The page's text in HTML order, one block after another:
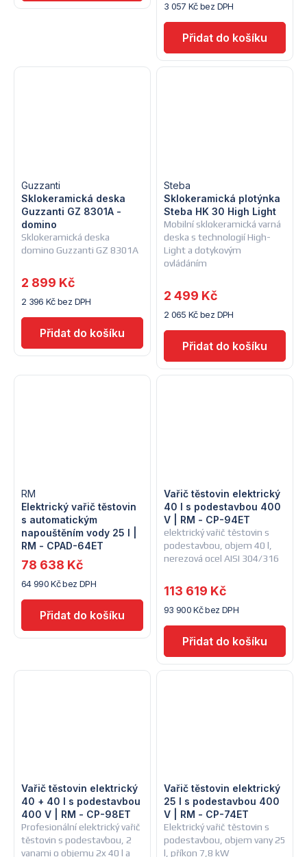
3 057 Kč bez DPH
Sklokeramická deska
domino Guzzanti GZ 8301A
Sklokeramická deska
Guzzanti GZ 8301A -
domino
Guzzanti
2 396 Kč bez DPH
2 899 Kč
Mobilní sklokeramická varná
deska s technologií High-
Light a dotykovým
ovládáním
Sklokeramická plotýnka
Steba HK 30 High Light
Steba
2 065 Kč bez DPH
2 499 Kč
Elektrický vařič těstovin
s automatickým
napouštěním vody 25 l |
RM - CPAD-64ET
RM
64 990 Kč bez DPH
78 638 Kč
elektrický vařič těstovin s
podestavbou, objem 40 l,
nerezová ocel AISI 304/316
Vařič těstovin elektrický
40 l s podestavbou 400
V | RM - CP-94ET
93 900 Kč bez DPH
113 619 Kč
Profesionální elektrický vařič
těstovin s podestavbou, 2
vanami o objemu 2x 40 l a
Vařič těstovin elektrický
40 + 40 l s podestavbou
400 V | RM - CP-98ET
Elektrický vařič těstovin s
podestavbou, objem vany 25
l, příkon 7,8 kW
Vařič těstovin elektrický
25 l s podestavbou 400
V | RM - CP-74ET